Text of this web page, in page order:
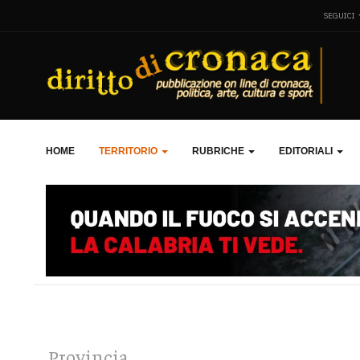
SEGUICI
HOME TERRITORIO RUBRICHE EDITORIALI